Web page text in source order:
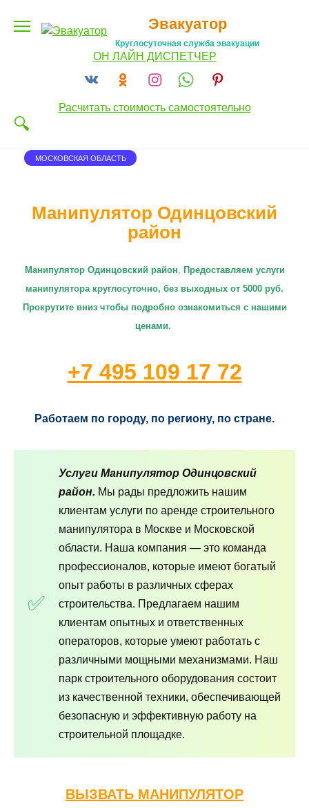
Эвакуатор
Круглосуточная служба эвакуации
ОН ЛАЙН ДИСПЕТЧЕР
Расчитать стоимость самостоятельно
МОСКОВСКАЯ ОБЛАСТЬ
Манипулятор Одинцовский
район
Манипулятор Одинцовский район Предоставляем услуги
манипулятора круглосуточно, без выходных от 5000 руб.
Прокрутите вниз чтобы подробно ознакомиться с нашими
ценами.
+7 495 109 17 72
Работаем по городу, по региону, по стране.
Услуги Манипулятор Одинцовский
район. Мы рады предложить нашим
клиентам услуги по аренде строительного
манипулятора в Москве и Московской
области. Наша компания — это команда
профессионалов, которые имеют богатый
опыт работы в различных сферах
строительства. Предлагаем нашим
клиентам опытных и ответственных
операторов, которые умеют работать с
различными мощными механизмами. Наш
парк строительного оборудования состоит
из качественной техники, обеспечивающей
безопасную и эффективную работу на
строительной площадке.
ВЫЗВАТЬ МАНИПУЛЯТОР